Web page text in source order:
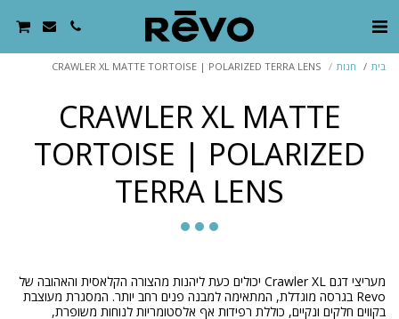
בית חנות CRAWLER XL MATTE TORTOISE | POLARIZED TERRA LENS
CRAWLER XL MATTE
TORTOISE | POLARIZED
TERRA LENS
מעריצי דגם Crawler XL יכולים כעת ליהנות מהצורה הקלאסית והאהובה של
Revo בגרסה מוגדלת, המתאימה למבנה פנים רחב יותר. המסגרת מעוצבת
בקווים חלקים ונקיים, כוללת רפידות אף אלסטומריות לנוחות משופרת,